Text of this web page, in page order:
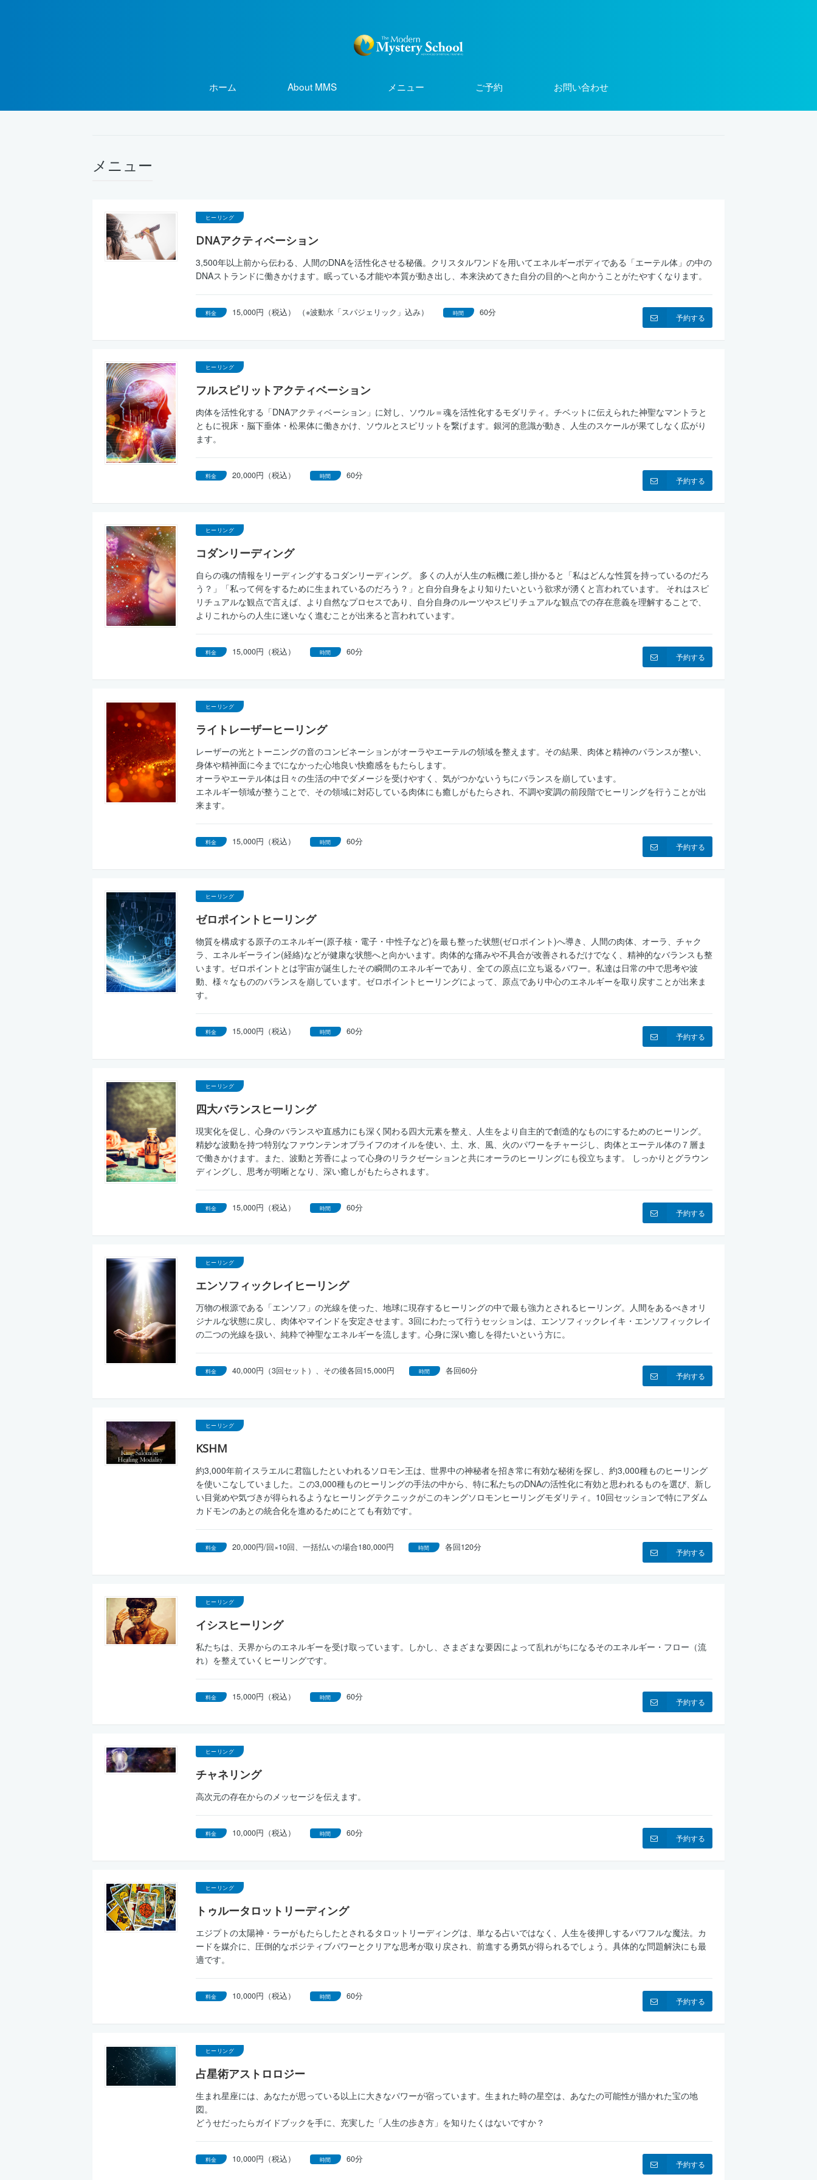
ホーム About MMS メニュー ご予約 お問い合わせ
メニュー
ヒーリング
DNAアクティベーション
3,500年以上前から伝わる、人間のDNAを活性化させる秘儀。クリスタルワンドを用いてエネルギーボディである「エーテル体」の中の
DNAストランドに働きかけます。眠っている才能や本質が動き出し、本来決めてきた自分の目的へと向かうことがたやすくなります。
料金 15,000円（税込） （※波動水「スパジェリック」込み） 時間 60分 予約する
ヒーリング
フルスピリットアクティベーション
肉体を活性化する「DNAアクティベーション」に対し、ソウル＝魂を活性化するモダリティ。チベットに伝えられた神聖なマントラと
ともに視床・脳下垂体・松果体に働きかけ、ソウルとスピリットを繋げます。銀河的意識が動き、人生のスケールが果てしなく広がり
ます。
料金 20,000円（税込） 時間 60分 予約する
ヒーリング
コダンリーディング
自らの魂の情報をリーディングするコダンリーディング。 多くの人が人生の転機に差し掛かると「私はどんな性質を持っているのだろ
う？」「私って何をするために生まれているのだろう？」と自分自身をより知りたいという欲求が湧くと言われています。 それはスピ
リチュアルな観点で言えば、より自然なプロセスであり、自分自身のルーツやスピリチュアルな観点での存在意義を理解することで、
よりこれからの人生に迷いなく進むことが出来ると言われています。
料金 15,000円（税込） 時間 60分 予約する
ヒーリング
ライトレーザーヒーリング
レーザーの光とトーニングの音のコンビネーションがオーラやエーテルの領域を整えます。その結果、肉体と精神のバランスが整い、
身体や精神面に今までになかった心地良い快癒感をもたらします。
オーラやエーテル体は日々の生活の中でダメージを受けやすく、気がつかないうちにバランスを崩しています。
エネルギー領域が整うことで、その領域に対応している肉体にも癒しがもたらされ、不調や変調の前段階でヒーリングを行うことが出
来ます。
料金 15,000円（税込） 時間 60分 予約する
ヒーリング
ゼロポイントヒーリング
物質を構成する原子のエネルギー(原子核・電子・中性子など)を最も整った状態(ゼロポイント)へ導き、人間の肉体、オーラ、チャク
ラ、エネルギーライン(経絡)などが健康な状態へと向かいます。肉体的な痛みや不具合が改善されるだけでなく、精神的なバランスも整
います。ゼロポイントとは宇宙が誕生したその瞬間のエネルギーであり、全ての原点に立ち返るパワー。私達は日常の中で思考や波
動、様々なもののバランスを崩しています。ゼロポイントヒーリングによって、原点であり中心のエネルギーを取り戻すことが出来ま
す。
料金 15,000円（税込） 時間 60分 予約する
ヒーリング
四大バランスヒーリング
現実化を促し、心身のバランスや直感力にも深く関わる四大元素を整え、人生をより自主的で創造的なものにするためのヒーリング。
精妙な波動を持つ特別なファウンテンオブライフのオイルを使い、土、水、風、火のパワーをチャージし、肉体とエーテル体の７層ま
で働きかけます。また、波動と芳香によって心身のリラクゼーションと共にオーラのヒーリングにも役立ちます。 しっかりとグラウン
ディングし、思考が明晰となり、深い癒しがもたらされます。
料金 15,000円（税込） 時間 60分 予約する
ヒーリング
エンソフィックレイヒーリング
万物の根源である「エンソフ」の光線を使った、地球に現存するヒーリングの中で最も強力とされるヒーリング。人間をあるべきオリ
ジナルな状態に戻し、肉体やマインドを安定させます。3回にわたって行うセッションは、エンソフィックレイキ・エンソフィックレイ
の二つの光線を扱い、純粋で神聖なエネルギーを流します。心身に深い癒しを得たいという方に。
料金 40,000円（3回セット）、その後各回15,000円 時間 各回60分 予約する
ヒーリング
KSHM
約3,000年前イスラエルに君臨したといわれるソロモン王は、世界中の神秘者を招き常に有効な秘術を探し、約3,000種ものヒーリング
を使いこなしていました。この3,000種ものヒーリングの手法の中から、特に私たちのDNAの活性化に有効と思われるものを選び、新し
い目覚めや気づきが得られるようなヒーリングテクニックがこのキングソロモンヒーリングモダリティ。10回セッションで特にアダム
カドモンのあとの統合化を進めるためにとても有効です。
料金 20,000円/回×10回、一括払いの場合180,000円 時間 各回120分 予約する
ヒーリング
イシスヒーリング
私たちは、天界からのエネルギーを受け取っています。しかし、さまざまな要因によって乱れがちになるそのエネルギー・フロー（流
れ）を整えていくヒーリングです。
料金 15,000円（税込） 時間 60分 予約する
ヒーリング
チャネリング
高次元の存在からのメッセージを伝えます。
料金 10,000円（税込） 時間 60分 予約する
ヒーリング
トゥルータロットリーディング
エジプトの太陽神・ラーがもたらしたとされるタロットリーディングは、単なる占いではなく、人生を後押しするパワフルな魔法。カ
ードを媒介に、圧倒的なポジティブパワーとクリアな思考が取り戻され、前進する勇気が得られるでしょう。具体的な問題解決にも最
適です。
料金 10,000円（税込） 時間 60分 予約する
ヒーリング
占星術アストロロジー
生まれ星座には、あなたが思っている以上に大きなパワーが宿っています。生まれた時の星空は、あなたの可能性が描かれた宝の地
図。
どうせだったらガイドブックを手に、充実した「人生の歩き方」を知りたくはないですか？
料金 10,000円（税込） 時間 60分 予約する